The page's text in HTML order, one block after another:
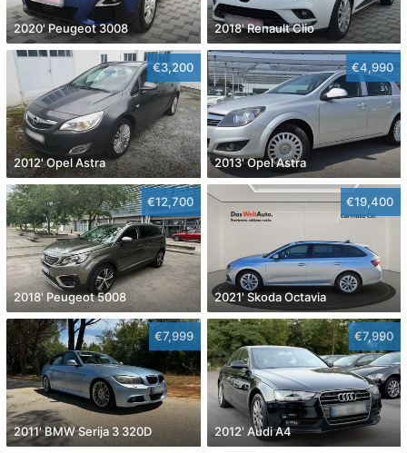
2020' Peugeot 3008 2018' Renault Clio
€3,200
2012' Opel Astra
€4,990
2013' Opel Astra
€12,700
2018' Peugeot 5008
€19,400
2021' Skoda Octavia
€7,999
2011' BMW Serija 3 320D
€7,990
2012' Audi A4